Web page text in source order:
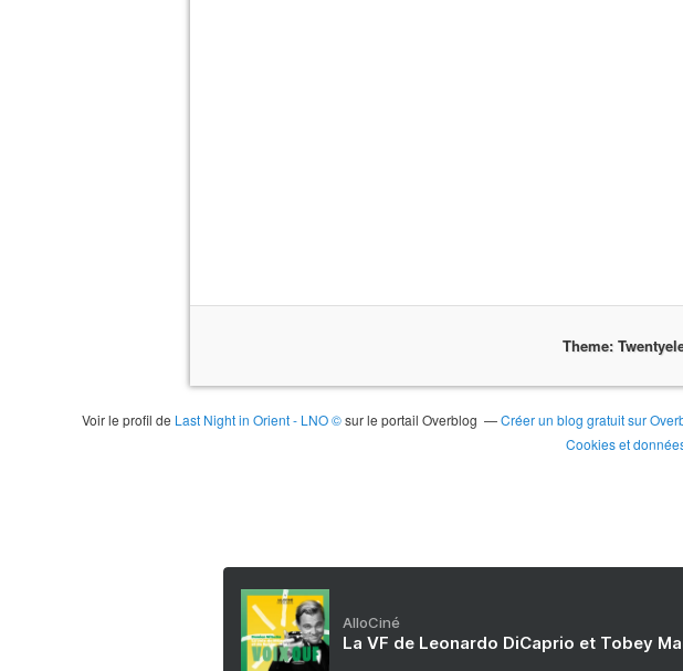
Theme:
Voir le profil de Last Night in Orient - LNO ©sur le portail Overblog Créer un blog gratuit sur
Cookies et
AlloCiné
La VF de Leonardo DiCaprio et Tobey